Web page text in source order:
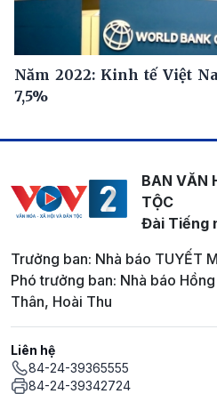
Năm 2022: Kinh tế Việt
7,5%
BAN VĂN
TỘC
Đài Tiếng
Trưởng ban: Nhà báo TUYẾT
Phó trưởng ban: Nhà báo
Thân, Hoài Thu
Liên hệ
84-24-39365555
84-24-39342724